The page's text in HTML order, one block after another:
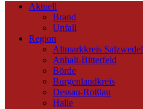
Aktuell
Brand
Unfall
Region
Altmarkkreis Salzwedel
Anhalt-Bitterfeld
Börde
Burgenlandkreis
Dessau-Roßlau
Halle